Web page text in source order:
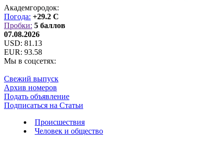
Академгородок:
Погода: +29.2 C
Пробки: 5 баллов
07.08.2026
USD: 81.13
EUR: 93.58
Мы в соцсетях:
Свежий выпуск
Архив номеров
Подать объявление
Подписаться на Статьи
Происшествия
Человек и общество